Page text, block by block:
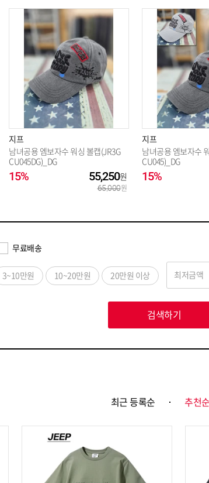
지프
남녀공용 엠보자수 워싱 볼캡(JR3G
CU045DG)_DG
15% 55,250
65,000
지프
남녀공용 엠보자수
CU045)_DG
15%
무료배송
3~10만원 10~20만원 20만원 이상 최저금액
검색하기
최근 등록순 추천순